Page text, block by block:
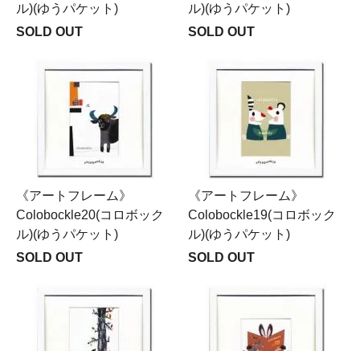
ル)(ゆうパケット)
SOLD OUT
ル)(ゆうパケット)
SOLD OUT
《アートフレーム》
Colobockle20(コロボック
ル)(ゆうパケット)
SOLD OUT
《アートフレーム》
Colobockle19(コロボック
ル)(ゆうパケット)
SOLD OUT